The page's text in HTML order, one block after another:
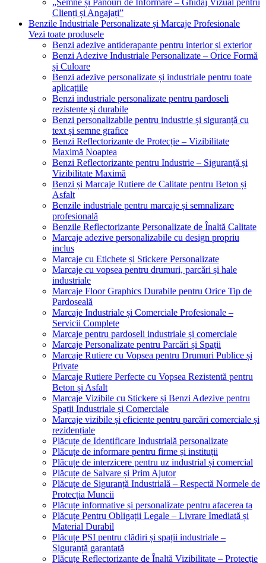
„Semne și Panouri de Informare – Ghidaj Vizual pentru
Clienți și Angajați”
Benzile Industriale Personalizate și Marcaje Profesionale
Vezi toate produsele
Benzi adezive antiderapante pentru interior și exterior
Benzi Adezive Industriale Personalizate – Orice Formă
și Culoare
Benzi adezive personalizate și industriale pentru toate
aplicațiile
Benzi industriale personalizate pentru pardoseli
rezistente și durabile
Benzi personalizabile pentru industrie și siguranță cu
text și semne grafice
Benzi Reflectorizante de Protecție – Vizibilitate
Maximă Noaptea
Benzi Reflectorizante pentru Industrie – Siguranță și
Vizibilitate Maximă
Benzi și Marcaje Rutiere de Calitate pentru Beton și
Asfalt
Benzile industriale pentru marcaje și semnalizare
profesională
Benzile Reflectorizante Personalizate de Înaltă Calitate
Marcaje adezive personalizabile cu design propriu
inclus
Marcaje cu Etichete și Stickere Personalizate
Marcaje cu vopsea pentru drumuri, parcări și hale
industriale
Marcaje Floor Graphics Durabile pentru Orice Tip de
Pardoseală
Marcaje Industriale și Comerciale Profesionale –
Servicii Complete
Marcaje pentru pardoseli industriale și comerciale
Marcaje Personalizate pentru Parcări și Spații
Marcaje Rutiere cu Vopsea pentru Drumuri Publice și
Private
Marcaje Rutiere Perfecte cu Vopsea Rezistentă pentru
Beton și Asfalt
Marcaje Vizibile cu Stickere și Benzi Adezive pentru
Spații Industriale și Comerciale
Marcaje vizibile și eficiente pentru parcări comerciale și
rezidențiale
Plăcuțe de Identificare Industrială personalizate
Plăcuțe de informare pentru firme și instituții
Plăcuțe de interzicere pentru uz industrial și comercial
Plăcuțe de Salvare și Prim Ajutor
Plăcuțe de Siguranță Industrială – Respectă Normele de
Protecția Muncii
Plăcuțe informative și personalizate pentru afacerea ta
Plăcuțe Pentru Obligații Legale – Livrare Imediată și
Material Durabil
Plăcuțe PSI pentru clădiri și spații industriale –
Siguranță garantată
Plăcuțe Reflectorizante de Înaltă Vizibilitate – Protecție